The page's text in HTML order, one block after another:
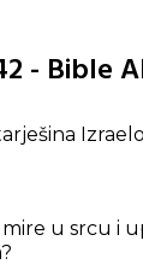
- Bible
u srcu i